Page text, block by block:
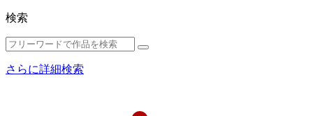
検索
さらに詳細検索